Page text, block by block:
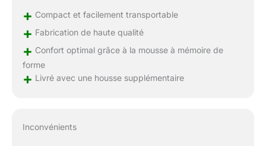
+ Compact et facilement transportable
+ Fabrication de haute qualité
+ Confort optimal grâce à la mousse à mémoire de
forme
+ Livré avec une housse supplémentaire
Inconvénients